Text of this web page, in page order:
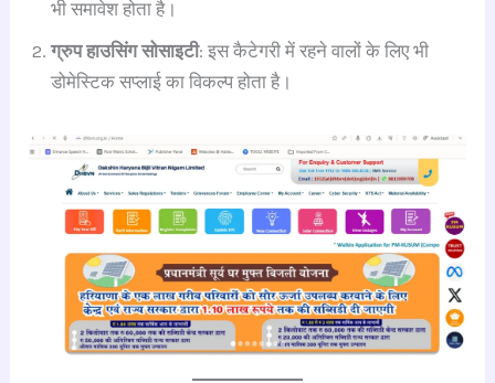
भी समावेश होता है।
ग्रुप हाउसिंग सोसाइटी: इस कैटेगरी में रहने वालों के लिए भी
डोमेस्टिक सप्लाई का विकल्प होता है।